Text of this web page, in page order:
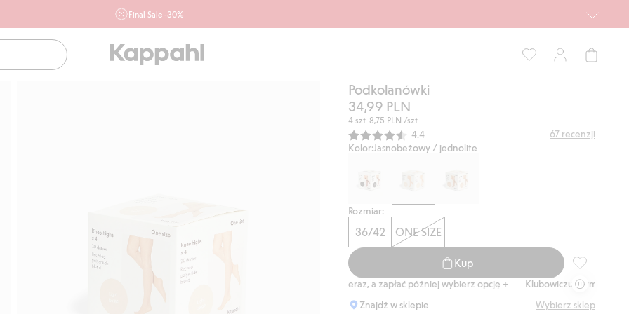
Final Sale -30%
ofertę, również z działu outlet do 10.8 w sklepach Kappahl i
Newbie oraz na kappahl.com. Ofert nie łączymy
Podkolanówki
34,99 PLN
4 szt.8,75 PLN /szt
Średnia ocena:
4.4 67 recenzji
Kolor:Jasnobeżowy / jednolite
Rozmiar:
36/42 ONE SIZE
Kup
Klubowiczu darmowa dostawa od 150 zł Kup teraz, a zapłać później wybierz opcję +
Klubowiczu darmowa
Znajdź w sklepie
Wybierz sklep